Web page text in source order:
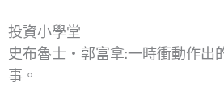
投資小學堂
史布魯士‧郭富拿:一時衝動作出
事。